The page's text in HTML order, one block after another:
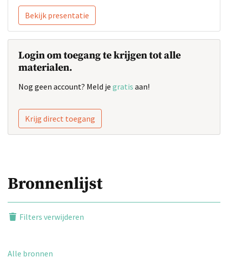
Bekijk presentatie
Login om toegang te krijgen tot alle
materialen.
Nog geen account? Meld je gratis aan!
Krijg direct toegang
Bronnenlijst
Filters verwijderen
Alle bronnen